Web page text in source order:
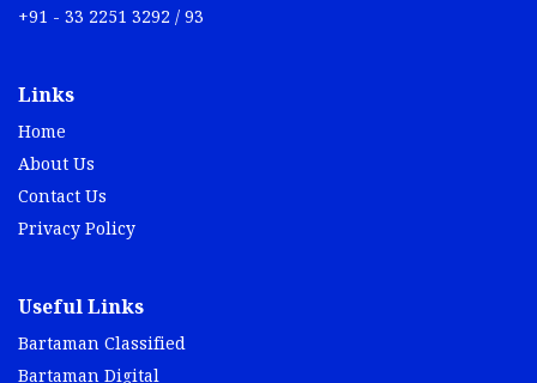
+91 - 33 2251 3292 / 93
Links
Home
About Us
Contact Us
Privacy Policy
Useful Links
Bartaman Classified
Bartaman Digital